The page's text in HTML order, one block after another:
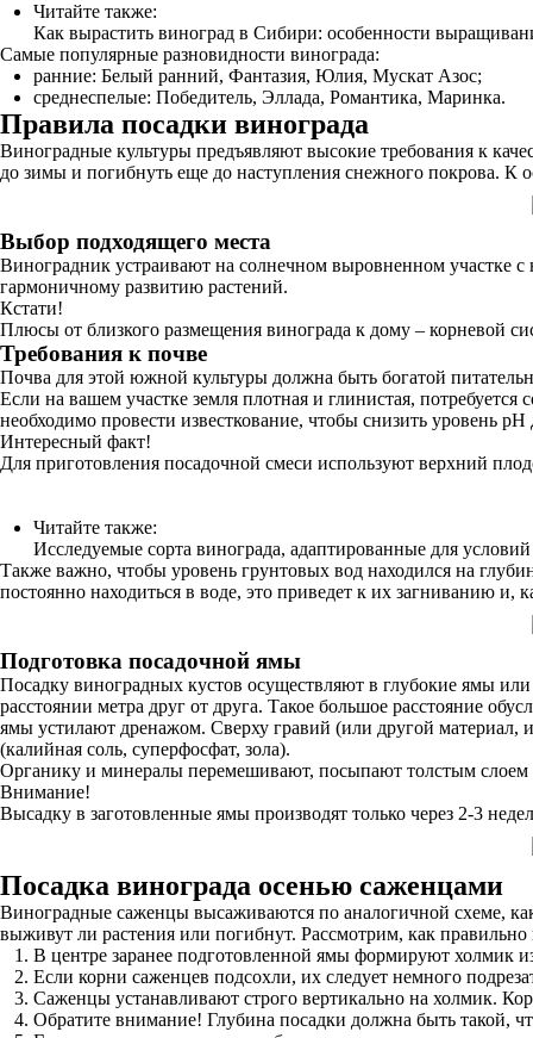
Читайте также:
Как вырастить виноград в Сибири: особенности
Самые популярные разновидности винограда:
ранние: Белый ранний, Фантазия, Юлия, Мускат Азос;
среднеспелые: Победитель, Эллада, Романтика, Маринка.
Правила посадки винограда
Виноградные культуры предъявляют высокие требования к
до зимы и погибнуть еще до наступления снежного покрова. К
Выбор подходящего места
Виноградник устраивают на солнечном выровненном участке
гармоничному развитию растений.
Кстати!
Плюсы от близкого размещения винограда к дому – корневой
Требования к почве
Почва для этой южной культуры должна быть богатой
Если на вашем участке земля плотная и глинистая,
необходимо провести известкование, чтобы снизить уровень
Интересный факт!
Для приготовления посадочной смеси используют верхний
Читайте также:
Исследуемые сорта винограда, адаптированные для
Также важно, чтобы уровень грунтовых вод находился на
постоянно находиться в воде, это приведет к их загниванию и,
Подготовка посадочной ямы
Посадку виноградных кустов осуществляют в глубокие ямы
расстоянии метра друг от друга. Такое большое расстояние
ямы устилают дренажом. Сверху гравий (или другой материал,
(калийная соль, суперфосфат, зола).
Органику и минералы перемешивают, посыпают толстым слоем
Внимание!
Высадку в заготовленные ямы производят только через 2-3
Посадка винограда осенью саженцами
Виноградные саженцы высаживаются по аналогичной схеме,
выживут ли растения или погибнут. Рассмотрим, как правильно
В центре заранее подготовленной ямы формируют холмик
Если корни саженцев подсохли, их следует немного
Саженцы устанавливают строго вертикально на холмик.
Обратите внимание! Глубина посадки должна быть такой,